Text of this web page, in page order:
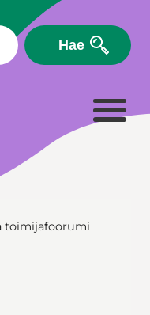
Hae
toimijafoorumi